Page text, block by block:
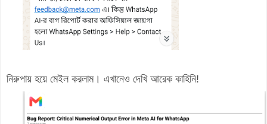
নিরুপায় হয়ে মেইল করলাম। এখানেও দেখি আরেক কাহিনি!